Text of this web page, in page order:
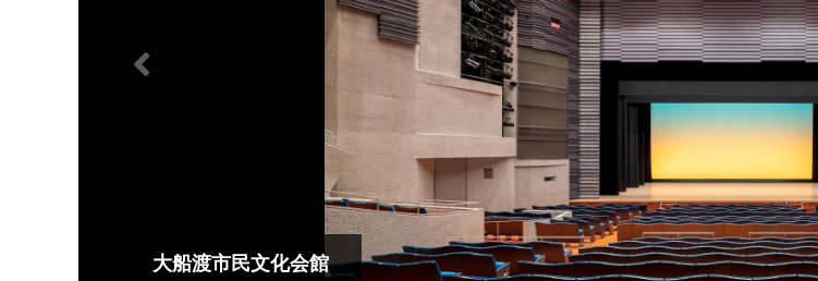
大船渡市民文化会館